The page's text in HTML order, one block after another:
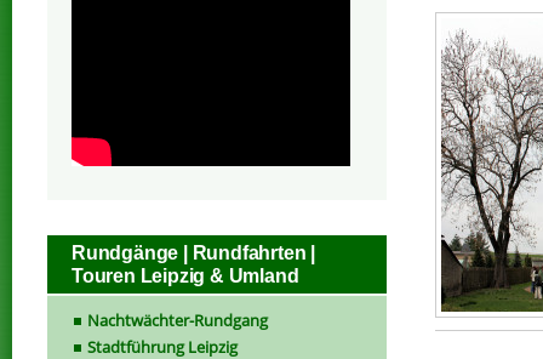
Rundgänge | Rundfahrten |
Touren Leipzig & Umland
Nachtwächter-Rundgang
Stadtführung Leipzig